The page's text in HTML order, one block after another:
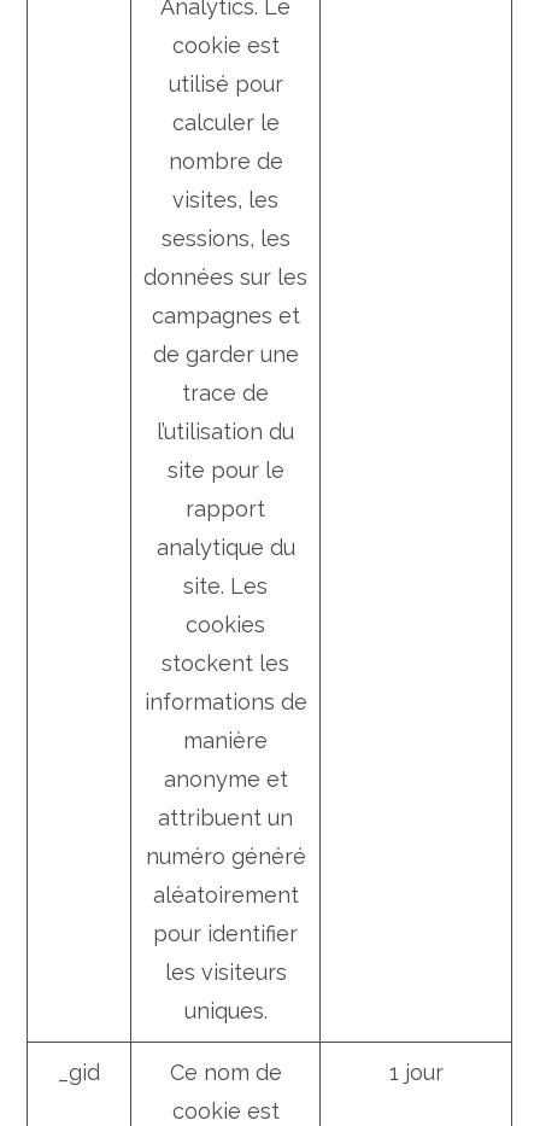
Analytics. Le
cookie est
utilisé pour
calculer le
nombre de
visites, les
sessions, les
données sur les
campagnes et
de garder une
trace de
l’utilisation du
site pour le
rapport
analytique du
site. Les
cookies
stockent les
informations de
manière
anonyme et
attribuent un
numéro généré
aléatoirement
pour identifier
les visiteurs
uniques.
_gid
Ce nom de
cookie est
1 jour